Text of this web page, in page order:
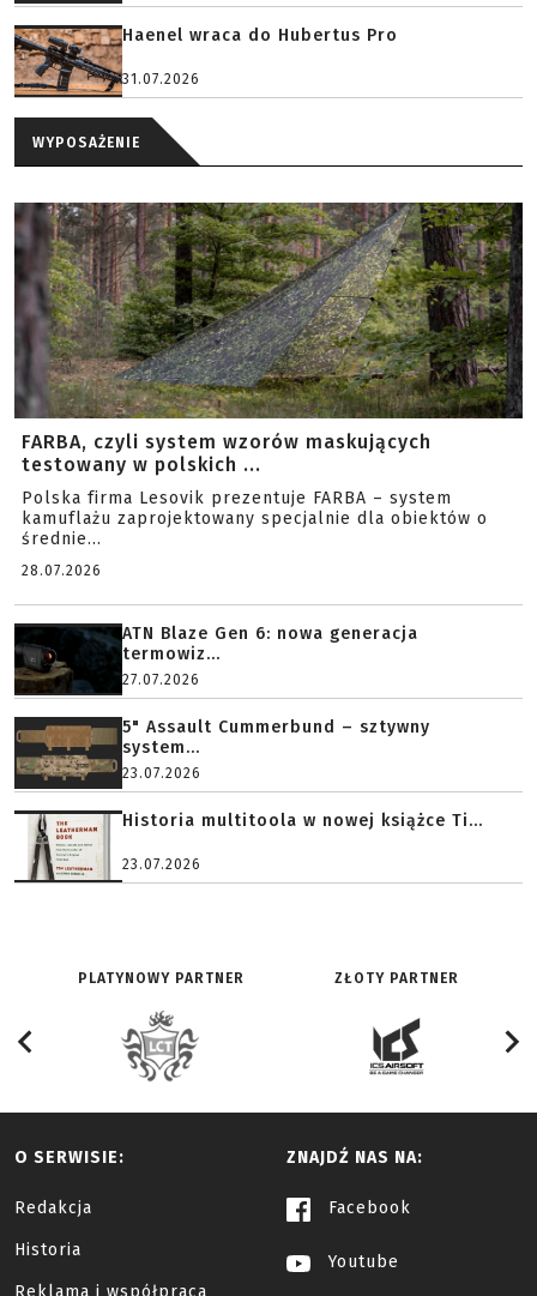
Haenel wraca do Hubertus Pro
31.07.2026
WYPOSAŻENIE
FARBA, czyli system wzorów maskujących
testowany w polskich ...
Polska firma Lesovik prezentuje FARBA – system
kamuflażu zaprojektowany specjalnie dla obiektów o
średnie...
28.07.2026
ATN Blaze Gen 6: nowa generacja
termowiz...
27.07.2026
5" Assault Cummerbund – sztywny
system...
23.07.2026
Historia multitoola w nowej książce Ti...
23.07.2026
PLATYNOWY PARTNER ZŁOTY PARTNER
O SERWISIE:
Redakcja
Historia
ZNAJDŹ NAS NA:
Facebook
Youtube